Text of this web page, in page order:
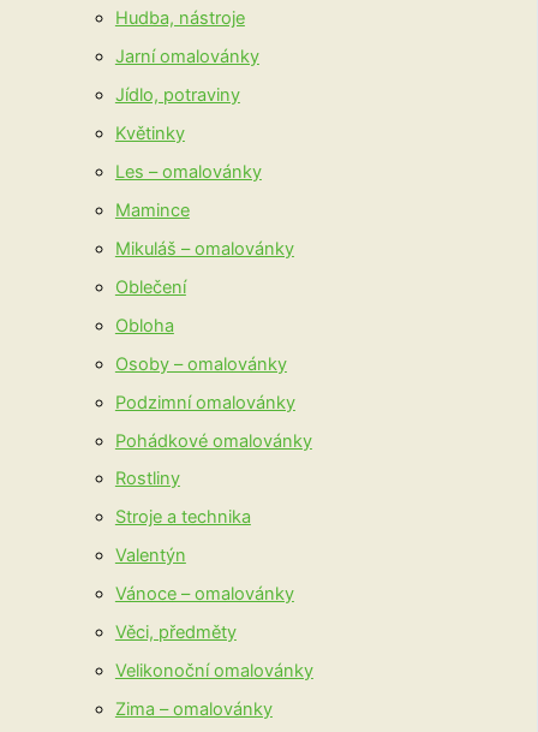
Hudba, nástroje
Jarní omalovánky
Jídlo, potraviny
Květinky
Les – omalovánky
Mamince
Mikuláš – omalovánky
Oblečení
Obloha
Osoby – omalovánky
Podzimní omalovánky
Pohádkové omalovánky
Rostliny
Stroje a technika
Valentýn
Vánoce – omalovánky
Věci, předměty
Velikonoční omalovánky
Zima – omalovánky